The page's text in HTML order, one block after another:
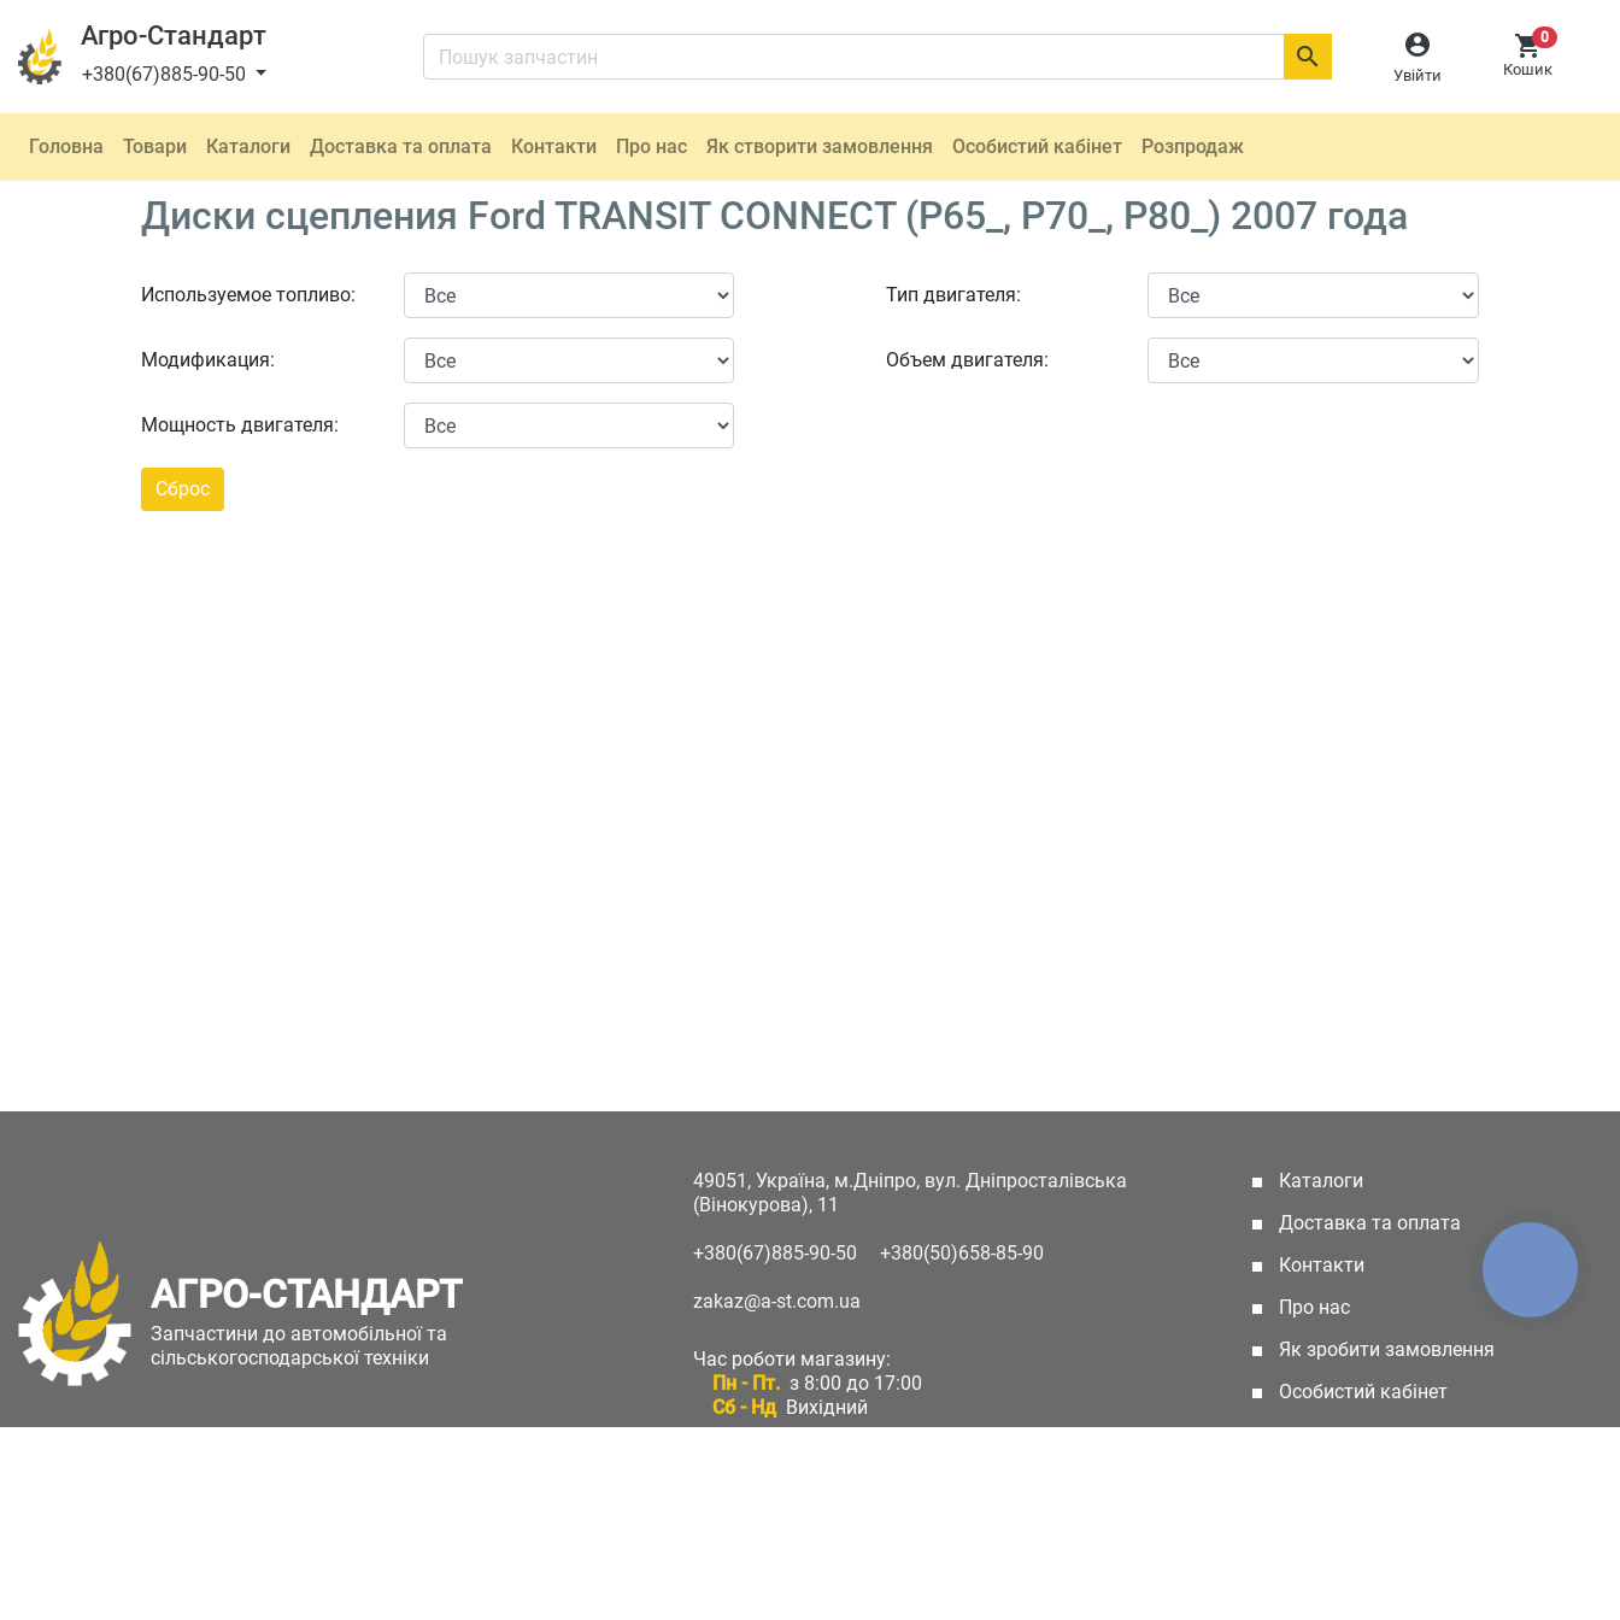
Агро-Стандарт
+380(67)885-90-50

Увійти
0
Кошик

Головна Товари Каталоги Доставка та оплата Контакти Про нас Як створити замовлення Особистий кабінет Розпродаж
Диски сцепления Ford TRANSIT CONNECT (P65_, P70_, P80_) 2007 года
Используемое топливо:
Модификация:
Мощность двигателя:
Тип двигателя:
Объем двигателя:
АГРО-СТАНДАРТ
Запчастини до автомобільної та
сільськогосподарської техніки
49051, Україна, м.Дніпро, вул. Дніпросталівська
(Вінокурова), 11
+380(67)885-90-50 +380(50)658-85-90
zakaz@a-st.com.ua
Час роботи магазину:
Пн - Пт. з 8:00 до 17:00
Сб - Нд Вихідний
Каталоги
Доставка та оплата
Контакти
Про нас
Як зробити замовлення
Особистий кабінет